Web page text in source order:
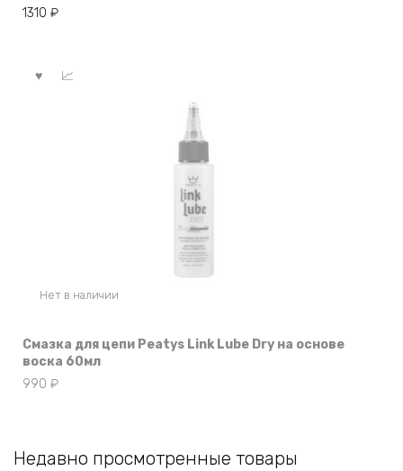
1310 ₽
Нет в наличии
Смазка для цепи Peatys Link Lube Dry на основе
воска 60мл
990 ₽
Недавно просмотренные товары